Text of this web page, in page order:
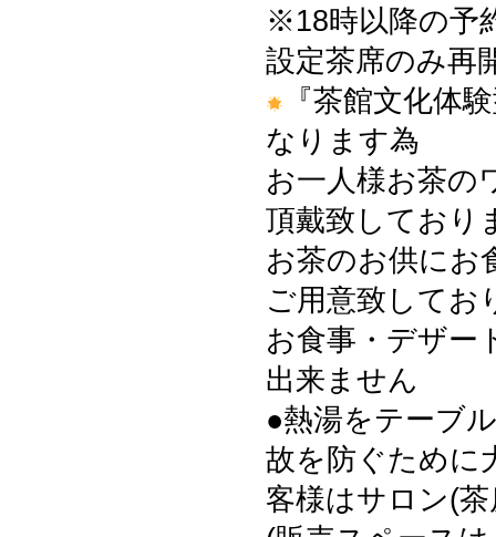
※18時以降の予
設定茶席のみ再
『茶館文化体
なります為
お一人様お茶の
頂戴致しており
お茶のお供にお
ご用意致してお
お食事・デザー
出来ません
●熱湯をテーブ
故を防ぐために
客様はサロン(